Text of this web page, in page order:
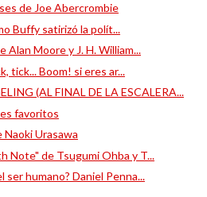
de Joe Abercrombie
Buffy satirizó la polít...
Alan Moore y J. H. William...
tick... Boom! si eres ar...
(AL FINAL DE LA ESCALERA...
favoritos
Naoki Urasawa
Note" de Tsugumi Ohba y T...
ser humano? Daniel Penna...